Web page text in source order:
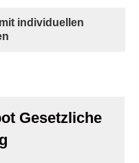
individuellen
Gesetzliche